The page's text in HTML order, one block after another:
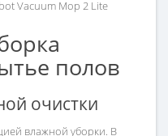
полов
очистки
влажной уборки. В